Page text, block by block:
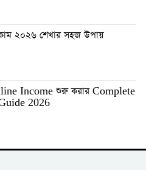
২০২৬ শেখার সহজ উপায়
Income শুরু করার Complete
2026